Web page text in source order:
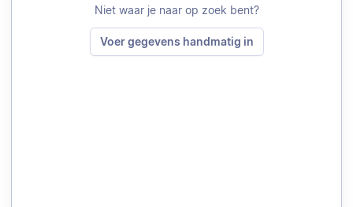
Niet waar je naar op zoek bent?
Voer gegevens handmatig in